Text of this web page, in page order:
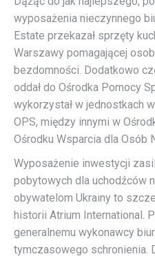
wyposażenia nieczynnego
Estate przekazał sprzęty
Warszawy pomagającej
bezdomności. Dodatkowo
oddał do Ośrodka Pomocy
wykorzystał w jednostkach
OPS, między innymi w
Ośrodku Wsparcia dla Osób
Wyposażenie inwestycji
pobytowych dla uchodźców
obywatelom Ukrainy to
historii Atrium International.
generalnemu wykonawcy
tymczasowego schronienia.